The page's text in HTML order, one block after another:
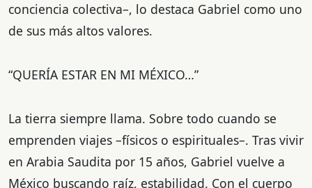
conciencia colectiva–, lo destaca Gabriel como uno
de sus más altos valores.
“QUERÍA ESTAR EN MI MÉXICO…”
La tierra siempre llama. Sobre todo cuando se
emprenden viajes –físicos o espirituales–. Tras vivir
en Arabia Saudita por 15 años, Gabriel vuelve a
México buscando raíz, estabilidad. Con el cuerpo